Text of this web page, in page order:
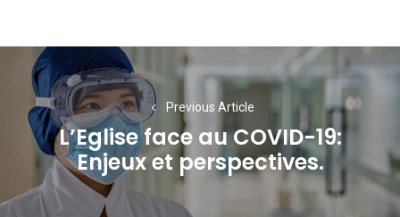
Navigation
l’article
Previous Article
Previous
post:
L’Eglise face au COVID-19:
Enjeux et perspectives.